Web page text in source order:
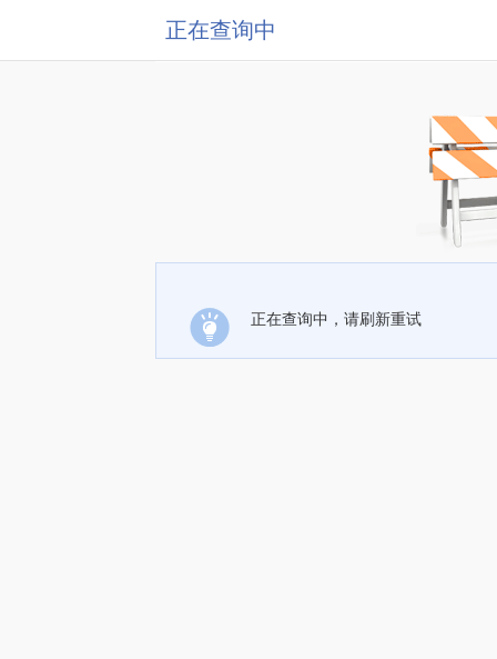
正在查询中
正在查询中，请刷新重试